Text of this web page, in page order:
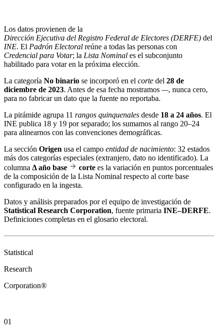
Los datos provienen de la
Dirección Ejecutiva del Registro Federal de Electores (DERFE) del
INE. El Padrón Electoral reúne a todas las personas con
Credencial para Votar; la Lista Nominal es el subconjunto
habilitado para votar en la próxima elección.
La categoría No binario se incorporó en el corte del 28 de
diciembre de 2023. Antes de esa fecha mostramos —, nunca cero,
para no fabricar un dato que la fuente no reportaba.
La pirámide agrupa 11 rangos quinquenales desde 18 a 24 años. El
INE publica 18 y 19 por separado; los sumamos al rango 20–24
para alinearnos con las convenciones demográficas.
La sección Origen usa el campo entidad de nacimiento: 32 estados
más dos categorías especiales (extranjero, dato no identificado). La
columna Δ año base corte es la variación en puntos porcentuales
de la composición de la Lista Nominal respecto al corte base
configurado en la ingesta.
Datos y análisis preparados por el equipo de investigación de
Statistical Research Corporation, fuente primaria INE–DERFE.
Definiciones completas en el glosario electoral.
Statistical
Research
Corporation®
01